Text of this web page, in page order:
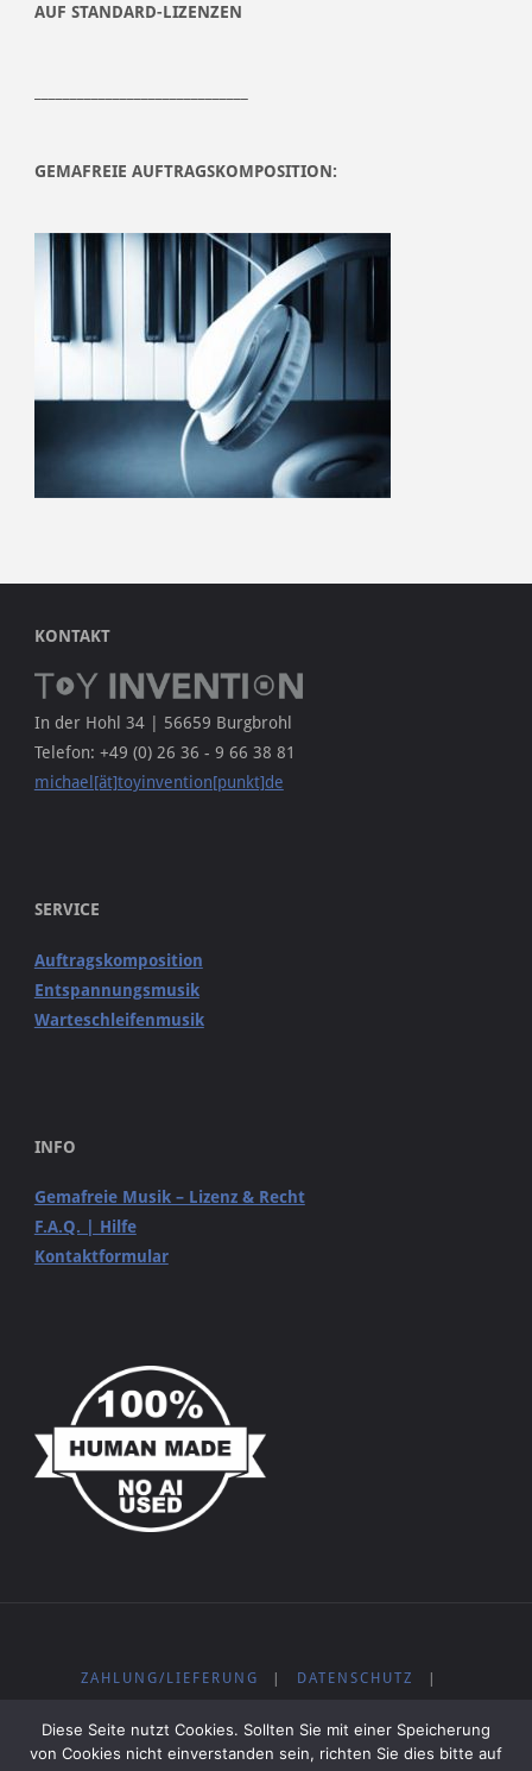
AUF STANDARD-LIZENZEN
GEMAFREIE AUFTRAGSKOMPOSITION:
KONTAKT
In der Hohl 34 | 56659 Burgbrohl
Telefon: +49 (0) 26 36 - 9 66 38 81
michael[ät]toyinvention[punkt]de
SERVICE
Auftragskomposition
Entspannungsmusik
Warteschleifenmusik
INFO
Gemafreie Musik – Lizenz & Recht
F.A.Q. | Hilfe
Kontaktformular
ZAHLUNG/LIEFERUNG DATENSCHUTZ
KOSTENLOSE MUSIK
Diese Seite nutzt Cookies. Sollten Sie mit einer Speicherung
von Cookies nicht einverstanden sein, richten Sie dies bitte auf